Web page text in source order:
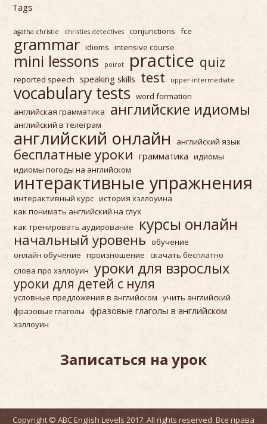
Tags
agatha christie christies detectives conjunctions fce
grammar idioms intensive course
mini lessons poirot practice quiz
reported speech speaking skills test upper-intermediate
vocabulary tests word formation
английская грамматика
английские идиомы
английский в телеграм
английский онлайн английский язык
бесплатные уроки грамматика идиомы
идиомы погоды на английском
интерактивные упражнения
интерактивный курс история хэллоуина
как понимать английский на слух
как тренировать аудирование
курсы онлайн
начальный уровень обучение
онлайн обучение произношение скачать бесплатно
слова про хэллоуин уроки для взрослых
уроки для детей с нуля
условные предложения в английском учить английский
фразовые глаголы фразовые глаголы в английском
хэллоуин
Записаться на урок
Copyright © ABC English Levels 2017. All rights reserved. Все права